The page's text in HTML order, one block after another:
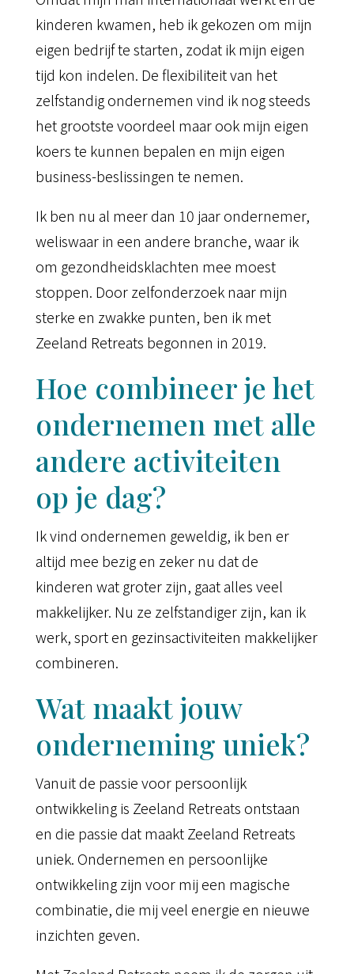
kinderen kwamen, heb ik gekozen om mijn
eigen bedrijf te starten, zodat ik mijn eigen
tijd kon indelen. De flexibiliteit van het
zelfstandig ondernemen vind ik nog steeds
het grootste voordeel maar ook mijn eigen
koers te kunnen bepalen en mijn eigen
business-beslissingen te nemen.
Ik ben nu al meer dan 10 jaar ondernemer,
weliswaar in een andere branche, waar ik
om gezondheidsklachten mee moest
stoppen. Door zelfonderzoek naar mijn
sterke en zwakke punten, ben ik met
Zeeland Retreats begonnen in 2019.
Hoe combineer je het
ondernemen met alle
andere activiteiten
op je dag?
Ik vind ondernemen geweldig, ik ben er
altijd mee bezig en zeker nu dat de
kinderen wat groter zijn, gaat alles veel
makkelijker. Nu ze zelfstandiger zijn, kan ik
werk, sport en gezinsactiviteiten makkelijker
combineren.
Wat maakt jouw
onderneming uniek?
Vanuit de passie voor persoonlijk
ontwikkeling is Zeeland Retreats ontstaan
en die passie dat maakt Zeeland Retreats
uniek. Ondernemen en persoonlijke
ontwikkeling zijn voor mij een magische
combinatie, die mij veel energie en nieuwe
inzichten geven.